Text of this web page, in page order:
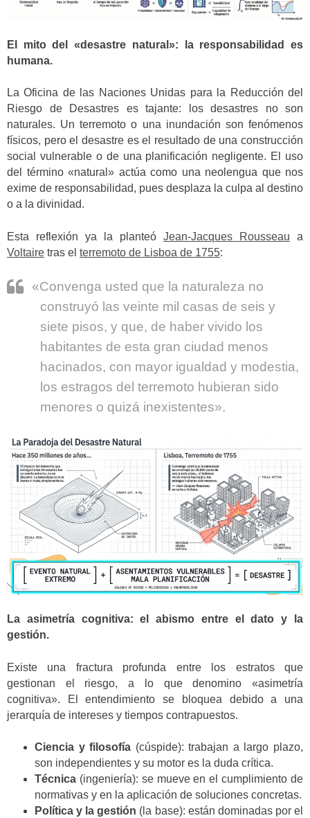
El mito del «desastre natural»: la responsabilidad es
humana.
La Oficina de las Naciones Unidas para la Reducción del
Riesgo de Desastres es tajante: los desastres no son
naturales. Un terremoto o una inundación son fenómenos
físicos, pero el desastre es el resultado de una construcción
social vulnerable o de una planificación negligente. El uso
del término «natural» actúa como una neolengua que nos
exime de responsabilidad, pues desplaza la culpa al destino
o a la divinidad.
Esta reflexión ya la planteó Jean-Jacques Rousseau a
Voltaire tras el terremoto de Lisboa de 1755:
«Convenga usted que la naturaleza no
construyó las veinte mil casas de seis y
siete pisos, y que, de haber vivido los
habitantes de esta gran ciudad menos
hacinados, con mayor igualdad y modestia,
los estragos del terremoto hubieran sido
menores o quizá inexistentes».
La asimetría cognitiva: el abismo entre el dato y la
gestión.
Existe una fractura profunda entre los estratos que
gestionan el riesgo, a lo que denomino «asimetría
cognitiva». El entendimiento se bloquea debido a una
jerarquía de intereses y tiempos contrapuestos.
Ciencia y filosofía (cúspide): trabajan a largo plazo,
son independientes y su motor es la duda crítica.
Técnica (ingeniería): se mueve en el cumplimiento de
normativas y en la aplicación de soluciones concretas.
Política y la gestión (la base): están dominadas por el